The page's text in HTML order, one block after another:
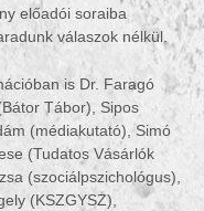
előadói soraiba
válaszok nélkül.
is Dr. Faragó
Tábor), Sipos
(médiakutató), Simó
(Tudatos Vásárlók
(szociálpszichológus),
(KSZGYSZ),